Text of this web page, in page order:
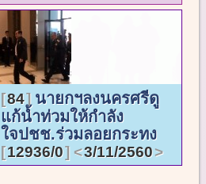
84
นายกฯลงนครศรีดู
แก้น้ำท่วมให้กำลัง
ใจปชช.ร่วมลอยกระทง
12936/0 3/11/2560